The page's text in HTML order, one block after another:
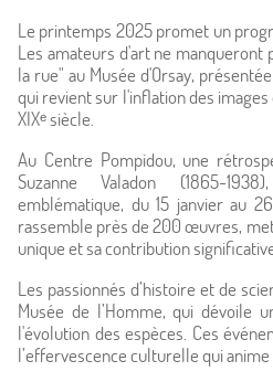
À
Le printemps 2025 promet un
Les amateurs d'art ne manqueront
la rue" au Musée d'Orsay,
qui revient sur l'inflation des
XIXᵉ siècle.
Au Centre Pompidou, une
Suzanne Valadon (1865-
emblématique, du 15 janvier au
rassemble près de 200 œuvres,
unique et sa contribution
Les passionnés d’histoire et de
Musée de l’Homme, qui dévoile
l'évolution des espèces. Ces
l’effervescence culturelle qui